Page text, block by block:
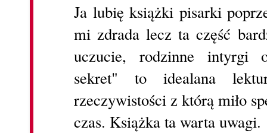
Ja lubię książki pisarki
mi zdrada lecz ta część
uczucie, rodzinne intyrgi
sekret" to idealana
rzeczywistości z którą miło
czas. Książka ta warta uwagi.